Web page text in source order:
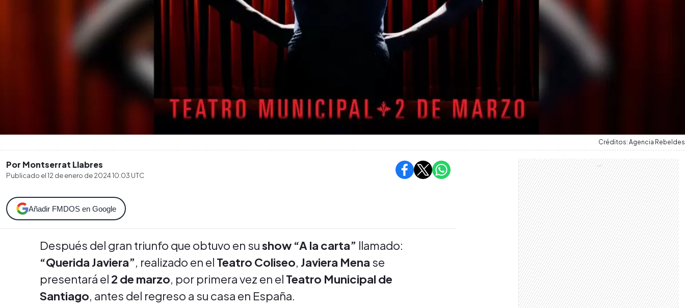
Créditos: Agencia Rebeldes
Por Montserrat Llabres
Publicado el12 de enero de 2024 10:03 UTC
Añadir FMDOS en Google
Después del gran triunfo que obtuvo en sushow “A la carta” llamado:
“Querida Javiera”, realizado en el Teatro Coliseo, Javiera Mena se
presentará el 2 de marzo, por primera vez en el Teatro Municipal de
Santiago, antes del regreso a su casa en España.